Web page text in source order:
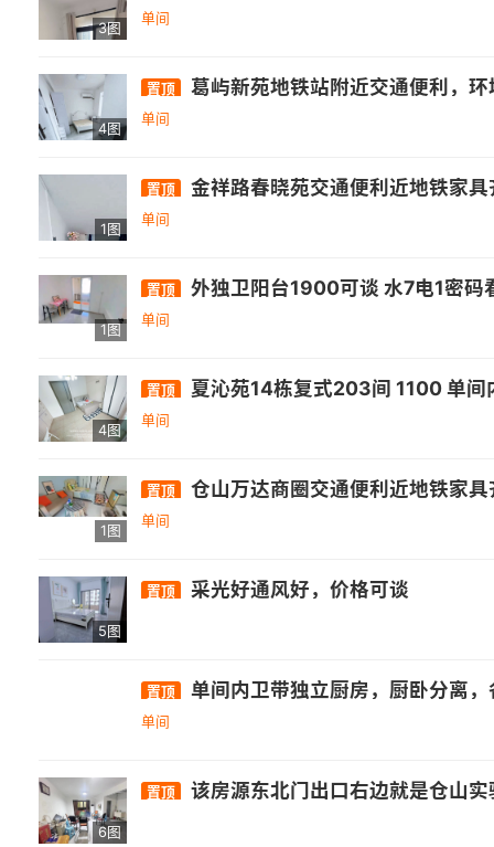
3图
单间
4图
置顶 葛屿新苑地铁站附近交通便利，
单间
1图
置顶 金祥路春晓苑交通便利近地铁家具
单间
1图
置顶 外独卫阳台1900可谈 水7电1密码
单间
4图
置顶 夏沁苑14栋复式203间 1100 单间
单间
1图
置顶 仓山万达商圈交通便利近地铁家
单间
5图
置顶 采光好通风好，价格可谈
置顶 单间内卫带独立厨房，厨卧分离
单间
6图
置顶 该房源东北门出口右边就是仓山实验中学，在往前走100米有五号线地铁和公交车站，距